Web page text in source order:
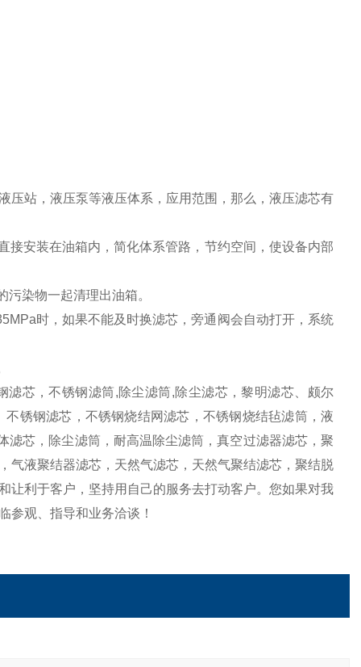
压站，液压泵等液压体系，应用范围，那么，液压滤芯有
接安装在油箱内，简化体系管路，节约空间，使设备内部
染物一起清理出油箱。
时，如果不能及时换滤芯，旁通阀会自动打开，系统
芯，不锈钢滤筒,除尘滤筒,除尘滤芯，黎明滤芯、颇尔
锈钢滤芯，不锈钢烧结网滤芯，不锈钢烧结毡滤筒，液
芯，除尘滤筒，耐高温除尘滤筒，真空过滤器滤芯，聚
气液聚结器滤芯，天然气滤芯，天然气聚结滤芯，聚结脱
让利于客户，坚持用自己的服务去打动客户。您如果对我
参观、指导和业务洽谈！